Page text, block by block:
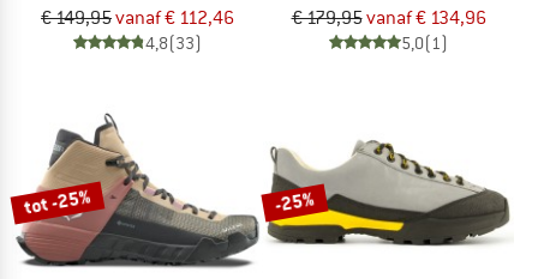
€ 149,95vanaf € 112,46
4,8(33)
€ 179,95vanaf € 134,96
5,0(1)
tot -25% -25%